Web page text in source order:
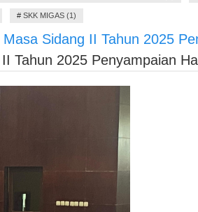
# SKK MIGAS (1)
Sidang II Tahun 2025
Tahun 2025 Penyampaian